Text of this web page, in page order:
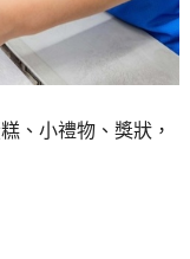
、小禮物、獎狀，